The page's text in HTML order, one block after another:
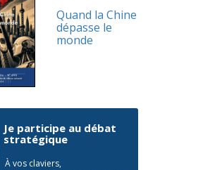
Quand la Chine
dépasse le
monde
Je participe au débat
stratégique
À vos claviers,